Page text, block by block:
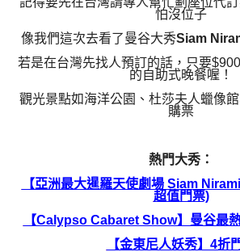
怕沒位子
像我們這次去看了曼谷大秀Siam
若是在台灣先找人預訂的話，只要
的自助式晚餐喔！
觀光景點如海洋公園、杜莎夫人蠟像
購票
熱門大秀：
【亞洲最大暹羅天使劇場 Siam
超值門票)
【Calypso Cabaret Show】曼谷最
【金東尼人妖秀】4折